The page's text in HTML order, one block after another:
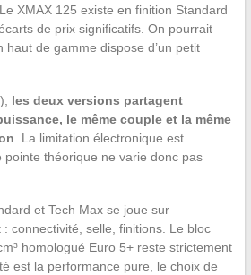
XMAX 125 existe en finition Standard
de prix significatifs. On pourrait
de gamme dispose d’un petit
les deux versions partagent
le même couple et la même
. La limitation électronique est
pointe théorique ne varie donc pas
et Tech Max se joue sur
: connectivité, selle, finitions. Le bloc
homologué Euro 5+ reste strictement
est la performance pure, le choix de